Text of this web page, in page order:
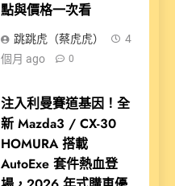
點與價格一次看
跳跳虎（蔡虎虎）
4
個月 ago
0
注入利曼賽道基因！全
新 Mazda3 / CX-30
HOMURA 搭載
AutoExe 套件熱血登